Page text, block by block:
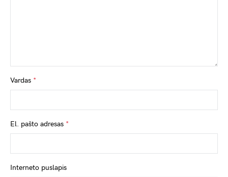
Vardas *
El. pašto adresas *
Interneto puslapis